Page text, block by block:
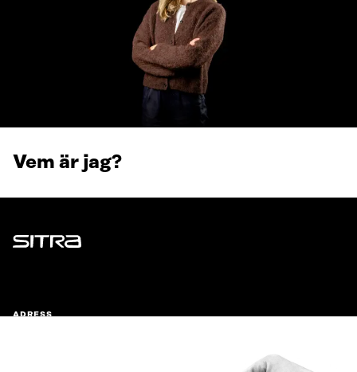
Vem är jag?
Sitra
ADRESS